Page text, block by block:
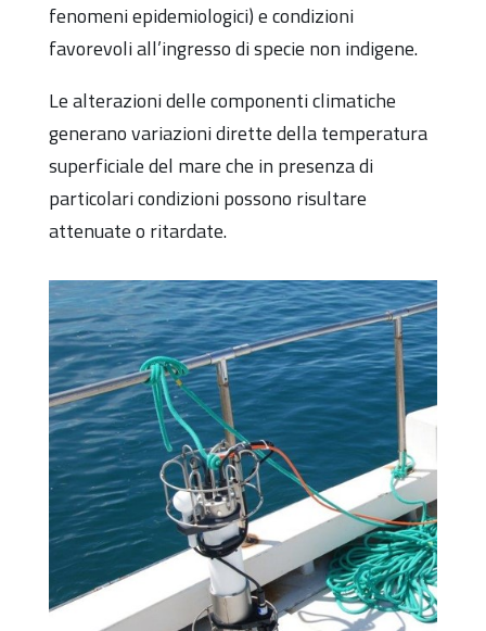
fenomeni epidemiologici) e condizioni
favorevoli all’ingresso di specie non indigene.
Le alterazioni delle componenti climatiche
generano variazioni dirette della temperatura
superficiale del mare che in presenza di
particolari condizioni possono risultare
attenuate o ritardate.